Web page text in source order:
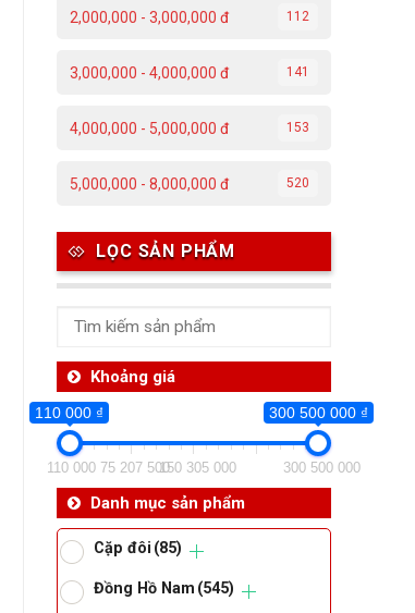
2,000,000 - 3,000,000 đ 112
3,000,000 - 4,000,000 đ 141
4,000,000 - 5,000,000 đ 153
5,000,000 - 8,000,000 đ 520
LỌC SẢN PHẨM
Khoảng giá
110 000 ₫ 300 500 000 ₫
110 000 75 207 500150 305 000 300 500 000
Danh mục sản phẩm
Cặp đôi (85)
Đồng Hồ Nam (545)
₫.